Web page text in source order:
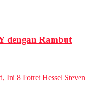
dengan Rambut